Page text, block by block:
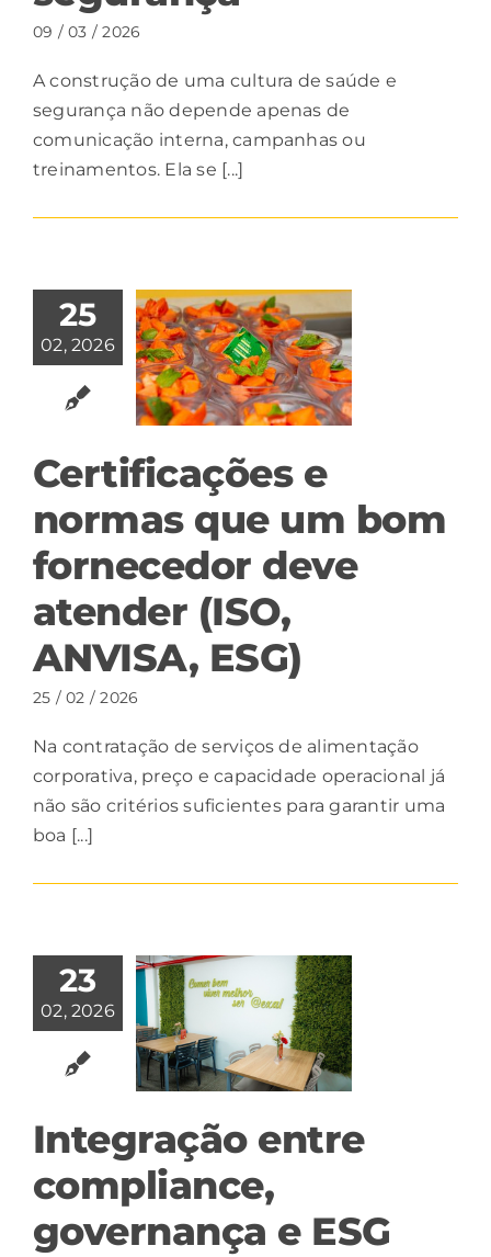
09 / 03 / 2026
A construção de uma cultura de saúde e
segurança não depende apenas de
comunicação interna, campanhas ou
treinamentos. Ela se [...]
25
02, 2026
Certificações e
normas que um bom
fornecedor deve
atender (ISO,
ANVISA, ESG)
25 / 02 / 2026
Na contratação de serviços de alimentação
corporativa, preço e capacidade operacional já
não são critérios suficientes para garantir uma
boa [...]
23
02, 2026
Integração entre
compliance,
governança e ESG